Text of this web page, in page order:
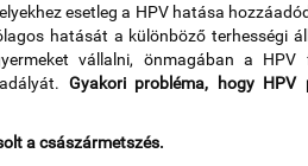
esetleg a HPV hatása
hatását a különböző terhességi
vállalni, önmagában a
Gyakori probléma, hogy HPV
a császármetszés.